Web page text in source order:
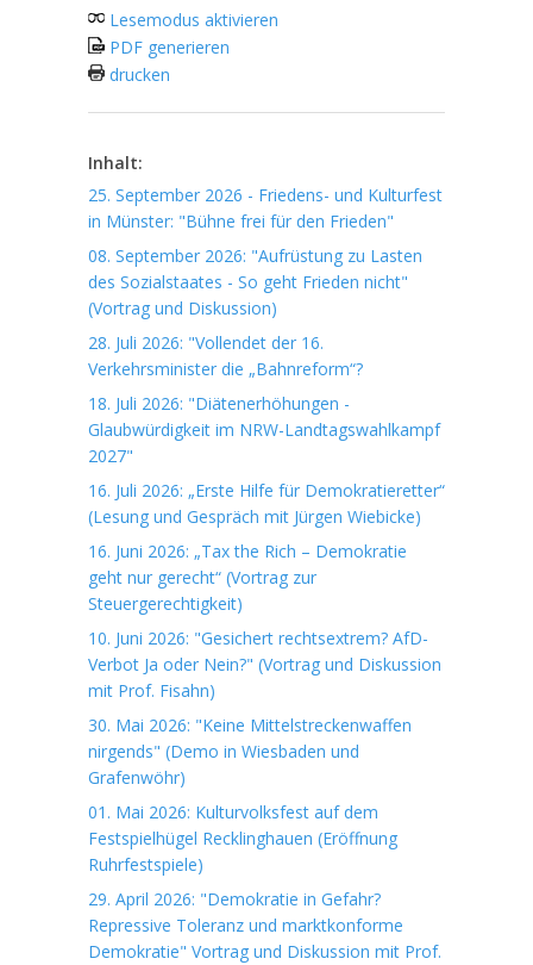
Lesemodus aktivieren
PDF generieren
drucken
Inhalt:
25. September 2026 - Friedens- und Kulturfest
in Münster: "Bühne frei für den Frieden"
08. September 2026: "Aufrüstung zu Lasten
des Sozialstaates - So geht Frieden nicht"
(Vortrag und Diskussion)
28. Juli 2026: "Vollendet der 16.
Verkehrsminister die „Bahnreform“?
18. Juli 2026: "Diätenerhöhungen -
Glaubwürdigkeit im NRW-Landtagswahlkampf
2027"
16. Juli 2026: „Erste Hilfe für Demokratieretter“
(Lesung und Gespräch mit Jürgen Wiebicke)
16. Juni 2026: „Tax the Rich – Demokratie
geht nur gerecht“ (Vortrag zur
Steuergerechtigkeit)
10. Juni 2026: "Gesichert rechtsextrem? AfD-
Verbot Ja oder Nein?" (Vortrag und Diskussion
mit Prof. Fisahn)
30. Mai 2026: "Keine Mittelstreckenwaffen
nirgends" (Demo in Wiesbaden und
Grafenwöhr)
01. Mai 2026: Kulturvolksfest auf dem
Festspielhügel Recklinghauen (Eröffnung
Ruhrfestspiele)
29. April 2026: "Demokratie in Gefahr?
Repressive Toleranz und marktkonforme
Demokratie" Vortrag und Diskussion mit Prof.